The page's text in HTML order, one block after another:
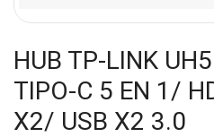
HUB TP-LINK
TIPO-C 5 EN 1/
X2/ USB X2 3.0